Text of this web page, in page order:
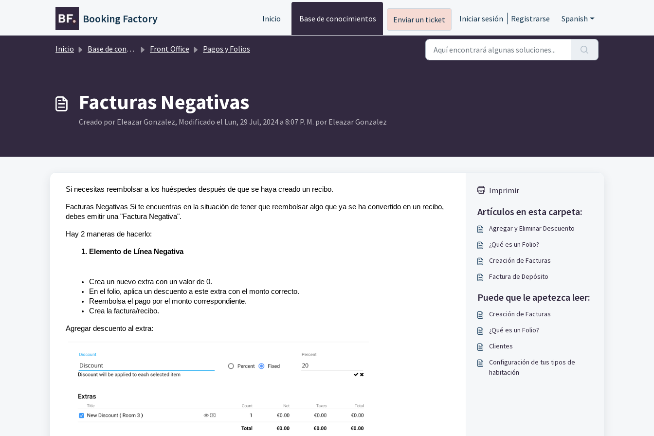
Saltar al contenido principal
Booking Factory Inicio Base de conocimientos Enviar un ticket Iniciar sesión Registrarse Spanish
Inicio Base de conocimientos Front Office Pagos y Folios
Facturas Negativas
Creado por Eleazar Gonzalez, Modificado el Lun, 29 Jul, 2024 a 8:07 P. M. por Eleazar Gonzalez
Si necesitas reembolsar a los huéspedes después de que se haya creado un recibo.
Facturas Negativas Si te encuentras en la situación de tener que reembolsar algo que ya se ha convertido en un recibo,
debes emitir una "Factura Negativa".
Hay 2 maneras de hacerlo:
Elemento de Línea Negativa
Crea un nuevo extra con un valor de 0.
En el folio, aplica un descuento a este extra con el monto correcto.
Reembolsa el pago por el monto correspondiente.
Crea la factura/recibo.
Agregar descuento al extra:
Imprimir
Artículos en esta carpeta:
Agregar y Eliminar Descuento
¿Qué es un Folio?
Creación de Facturas
Factura de Depósito
Puede que le apetezca leer:
Creación de Facturas
¿Qué es un Folio?
Clientes
Configuración de tus tipos de
habitación